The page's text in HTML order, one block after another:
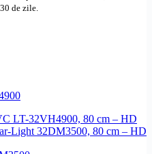
de zile.
LT-32VH4900, 80 cm – HD
Light 32DM3500, 80 cm – HD